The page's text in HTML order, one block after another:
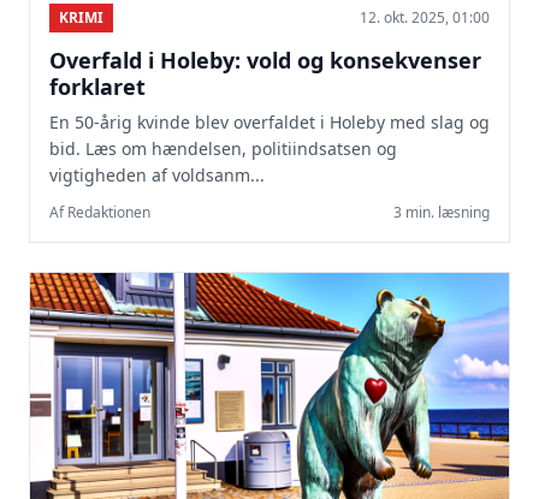
KRIMI 12. okt. 2025, 01:00
Overfald i Holeby: vold og konsekvenser
forklaret
En 50-årig kvinde blev overfaldet i Holeby med slag og
bid. Læs om hændelsen, politiindsatsen og
vigtigheden af voldsanm...
Af Redaktionen 3 min. læsning